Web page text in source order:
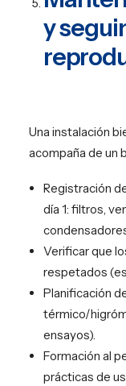
y
Una instalación
acompaña de un
Registración
día 1: filtros,
Verificar que
respetados
Planificación
térmico/
ensayos).
Formación al
prácticas de